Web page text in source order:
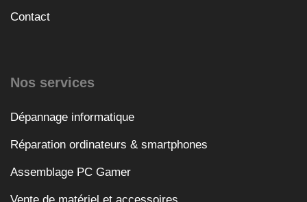
Contact
Nos services
Dépannage informatique
Réparation ordinateurs & smartphones
Assemblage PC Gamer